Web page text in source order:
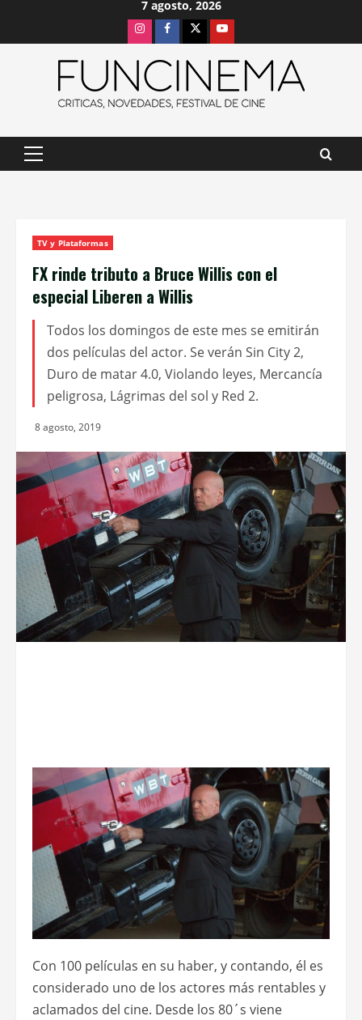
7 agosto, 2026
InstagramFacebook
X Youtube
Menú
TV y Plataformas
FX rinde tributo a Bruce Willis con el
especial Liberen a Willis
Todos los domingos de este mes se emitirán
dos películas del actor. Se verán Sin City 2,
Duro de matar 4.0, Violando leyes, Mercancía
peligrosa, Lágrimas del sol y Red 2.
8 agosto, 2019
Con 100 películas en su haber, y contando, él es
considerado uno de los actores más rentables y
aclamados del cine. Desde los 80´s viene